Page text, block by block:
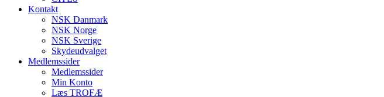
Kontakt
NSK Danmark
NSK Norge
NSK Sverige
Skydeudvalget
Medlemssider
Medlemssider
Min Konto
Læs TROFÆ